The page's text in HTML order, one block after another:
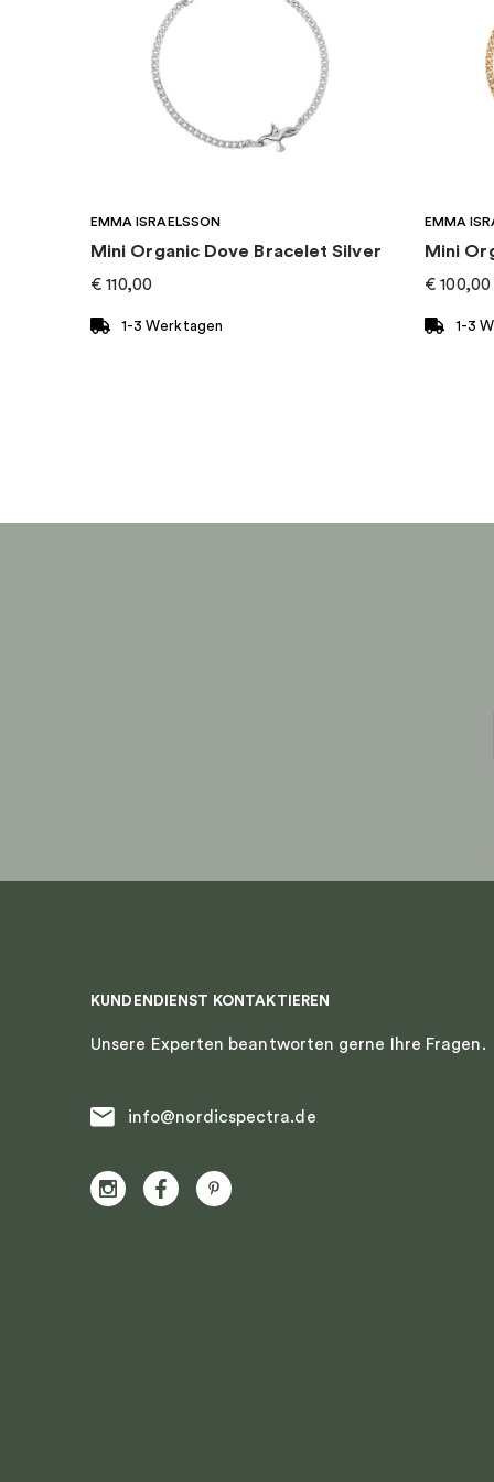
Marke PANDORA
EMMA ISRAELSSON
Mini Organic Dove Bracelet Silver
€ 110,00
1-3 Werktagen
EMMA
Mini
€ 100,00
1-3
KUNDENDIENST KONTAKTIEREN
Unsere Experten beantworten gerne Ihre Fragen.
info@nordicspectra.de